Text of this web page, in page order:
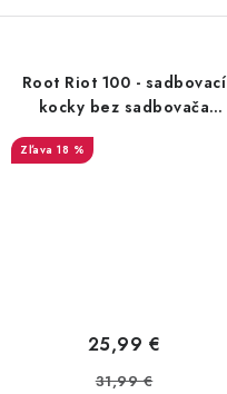
Root Riot 100 - sadbovací
kocky bez sadbovača
18 %
25,99 €
31,99 €